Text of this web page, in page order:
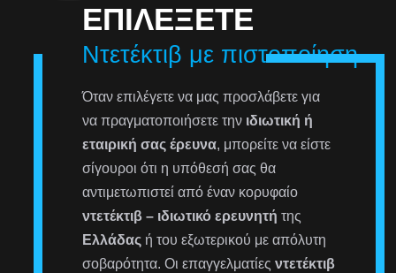
ΕΠΙΛΈΞΕΤΕ
Ντετέκτιβ με πιστοποίηση
Όταν επιλέγετε να μας προσλάβετε για
να πραγματοποιήσετε την ιδιωτική ή
εταιρική σας έρευνα, μπορείτε να είστε
σίγουροι ότι η υπόθεσή σας θα
αντιμετωπιστεί από έναν κορυφαίο
ντετέκτιβ – ιδιωτικό ερευνητή της
Ελλάδας ή του εξωτερικού με απόλυτη
σοβαρότητα. Οι επαγγελματίεςντετέκτιβ